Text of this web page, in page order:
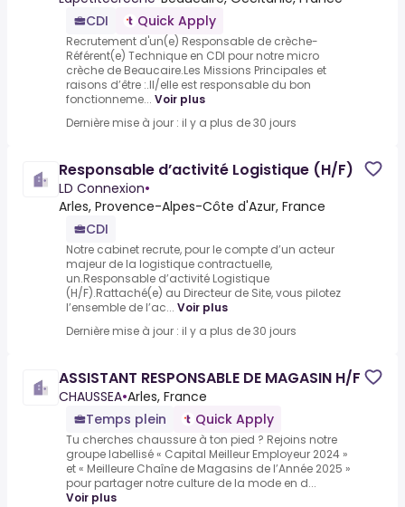
CDI
Quick Apply
Recrutement d'un(e) Responsable de crèche-
Référent(e) Technique en CDI pour notre micro
crèche de Beaucaire.Les Missions Principales et
raisons d’être :.Il/elle est responsable du bon
fonctionneme... Voir plus
Dernière mise à jour : il y a plus de 30 jours
Responsable d’activité Logistique (H/F)
LD Connexion•
Arles, Provence-Alpes-Côte d'Azur, France
CDI
Notre cabinet recrute, pour le compte d’un acteur
majeur de la logistique contractuelle,
un.Responsable d’activité Logistique
(H/F).Rattaché(e) au Directeur de Site, vous pilotez
l’ensemble de l’ac... Voir plus
Dernière mise à jour : il y a plus de 30 jours
ASSISTANT RESPONSABLE DE MAGASIN H/F
CHAUSSEA•Arles, France
Temps plein
Quick Apply
Tu cherches chaussure à ton pied ? Rejoins notre
groupe labellisé « Capital Meilleur Employeur 2024 »
et « Meilleure Chaîne de Magasins de l’Année 2025 »
pour partager notre culture de la mode en d...
Voir plus